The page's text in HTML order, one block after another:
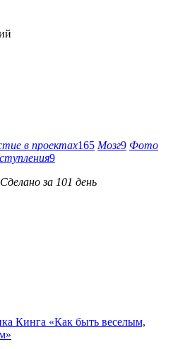
в проектах165 Мозг9 Фото
9
Сделано за 101 день
Кинга «Как быть веселым,